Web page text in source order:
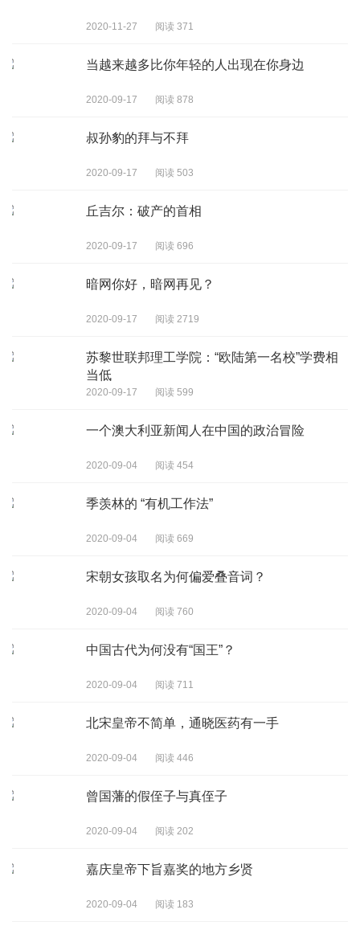
2020-11-27 阅读 371
当越来越多比你年轻的人出现在你身边
2020-09-17 阅读 878
叔孙豹的拜与不拜
2020-09-17 阅读 503
丘吉尔：破产的首相
2020-09-17 阅读 696
暗网你好，暗网再见？
2020-09-17 阅读 2719
苏黎世联邦理工学院：“欧陆第一名校”学费相
当低
2020-09-17 阅读 599
一个澳大利亚新闻人在中国的政治冒险
2020-09-04 阅读 454
季羡林的 “有机工作法”
2020-09-04 阅读 669
宋朝女孩取名为何偏爱叠音词？
2020-09-04 阅读 760
中国古代为何没有“国王”？
2020-09-04 阅读 711
北宋皇帝不简单，通晓医药有一手
2020-09-04 阅读 446
曾国藩的假侄子与真侄子
2020-09-04 阅读 202
嘉庆皇帝下旨嘉奖的地方乡贤
2020-09-04 阅读 183